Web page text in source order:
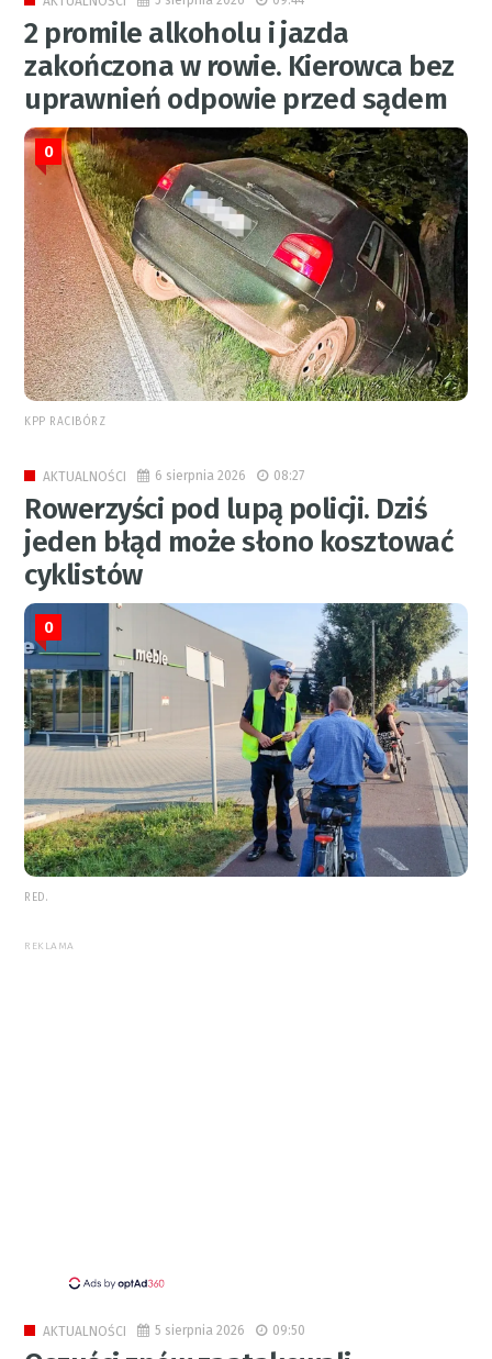
2 promile alkoholu i jazda
zakończona w rowie. Kierowca bez
uprawnień odpowie przed sądem
0
KPP RACIBÓRZ
AKTUALNOŚCI 6 sierpnia 2026 08:27
Rowerzyści pod lupą policji. Dziś
jeden błąd może słono kosztować
cyklistów
0
RED.
REKLAMA
AKTUALNOŚCI 5 sierpnia 2026 09:50